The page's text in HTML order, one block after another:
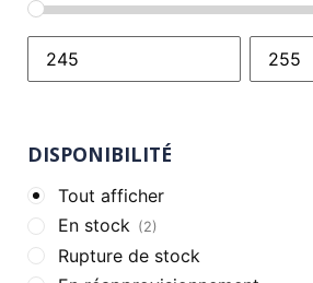
DISPONIBILITÉ
Tout afficher
En stock (2)
Rupture de stock